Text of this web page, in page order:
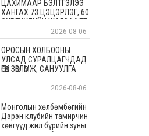
ЦАХИМААР БЭЛТГЭЛЭЭ
ХАНГАХ 73 ЦЭЦЭРЛЭГ, 60
СУРГУУЛИЙН ЖАГСААЛТ
2026-08-06
ОРОСЫН ХОЛБООНЫ
УЛСАД СУРАЛЦАГЧДАД
ӨГӨХ ЗӨВЛӨМЖ, САНУУЛГА
2026-08-06
Монголын хөлбөмбөгийн
Дэрэн клубийн тамирчин
хөвгүүд жил бүрийн зуны